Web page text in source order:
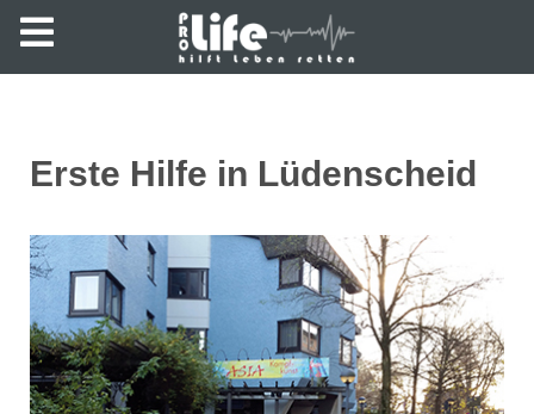
Erste Hilfe in Lüdenscheid